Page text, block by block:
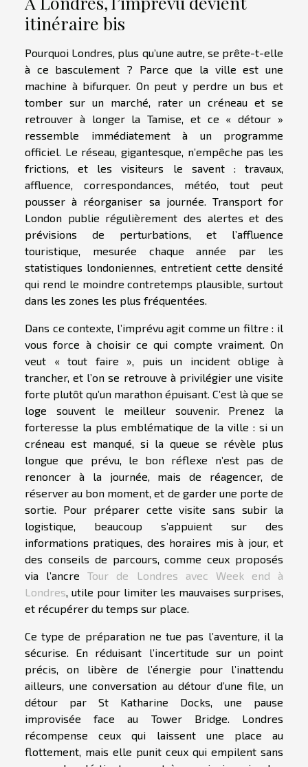
itinéraire bis
Pourquoi Londres, plus qu’une autre, se prête-t-elle
à ce basculement ? Parce que la ville est une
machine à bifurquer. On peut y perdre un bus et
tomber sur un marché, rater un créneau et se
retrouver à longer la Tamise, et ce « détour »
ressemble immédiatement à un programme
officiel. Le réseau, gigantesque, n’empêche pas les
frictions, et les visiteurs le savent : travaux,
affluence, correspondances, météo, tout peut
pousser à réorganiser sa journée. Transport for
London publie régulièrement des alertes et des
prévisions de perturbations, et l’affluence
touristique, mesurée chaque année par les
statistiques londoniennes, entretient cette densité
qui rend le moindre contretemps plausible, surtout
dans les zones les plus fréquentées.
Dans ce contexte, l’imprévu agit comme un filtre : il
vous force à choisir ce qui compte vraiment. On
veut « tout faire », puis un incident oblige à
trancher, et l’on se retrouve à privilégier une visite
forte plutôt qu’un marathon épuisant. C’est là que se
loge souvent le meilleur souvenir. Prenez la
forteresse la plus emblématique de la ville : si un
créneau est manqué, si la queue se révèle plus
longue que prévu, le bon réflexe n’est pas de
renoncer à la journée, mais de réagencer, de
réserver au bon moment, et de garder une porte de
sortie. Pour préparer cette visite sans subir la
logistique, beaucoup s’appuient sur des
informations pratiques, des horaires mis à jour, et
des conseils de parcours, comme ceux proposés
via l’ancreTour de Londres avec Week end à
Londres, utile pour limiter les mauvaises surprises,
et récupérer du temps sur place.
Ce type de préparation ne tue pas l’aventure, il la
sécurise. En réduisant l’incertitude sur un point
précis, on libère de l’énergie pour l’inattendu
ailleurs, une conversation au détour d’une file, un
détour par St Katharine Docks, une pause
improvisée face au Tower Bridge. Londres
récompense ceux qui laissent une place au
flottement, mais elle punit ceux qui empilent sans